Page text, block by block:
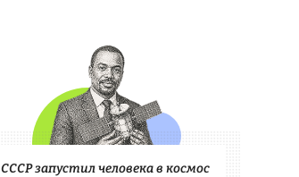
СССР запустил человека в космос